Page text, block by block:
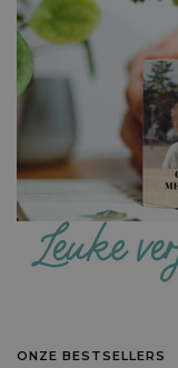
ONZE BESTSELLERS